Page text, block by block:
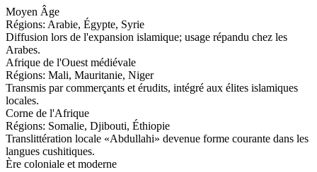
Moyen Âge
Régions: Arabie, Égypte, Syrie
Diffusion lors de l'expansion islamique; usage répandu chez les
Arabes.
Afrique de l'Ouest médiévale
Régions: Mali, Mauritanie, Niger
Transmis par commerçants et érudits, intégré aux élites islamiques
locales.
Corne de l'Afrique
Régions: Somalie, Djibouti, Éthiopie
Translittération locale «Abdullahi» devenue forme courante dans les
langues cushitiques.
Ère coloniale et moderne